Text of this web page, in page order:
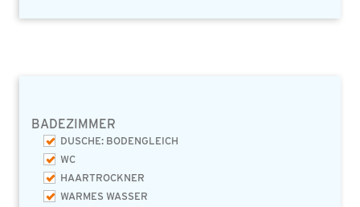
BADEZIMMER
DUSCHE: BODENGLEICH
WC
HAARTROCKNER
WARMES WASSER